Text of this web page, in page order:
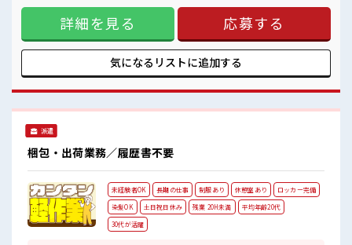
メ。 残業は月20時間以上あります♪ 制服があると毎日の服選
びに悩まずOK♪ ≪未経験の方も大カンゲイ≫ 新しいことに
チャレンジするのは不安だけど、 しっかり働く環境が整って
います！ イチからスキルUP・ステップUP目指していきまし
ょう！ ≪収入アップを目指せる≫ 高時給だらけの派遣のお仕
事です！ ■職場の雰囲気 20代の若い世代がたくさん活躍中の
もできちゃう！ 職場にはロッカー完備！ 私物の置きすぎには
注意が必要ですね★
詳細を見る 応募する
気になるリストに追加する
派遣
梱包・出荷業務／履歴書不要
未経験者OK 長期の仕事 制服あり 休憩室あり
ロッカー完備
染髪OK
土日祝日休み 残業 20H未満
平均年齢20代
30代が活躍